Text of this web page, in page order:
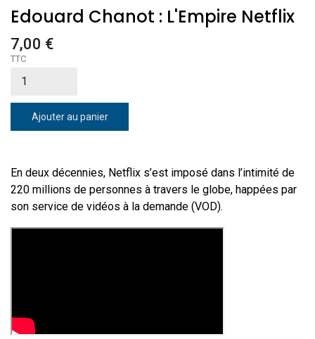
Edouard Chanot : L'Empire Netflix
7,00 €
TTC
Ajouter au panier
En deux décennies, Netflix s’est imposé dans l’intimité de
220 millions de personnes à travers le globe, happées par
son service de vidéos à la demande (VOD).